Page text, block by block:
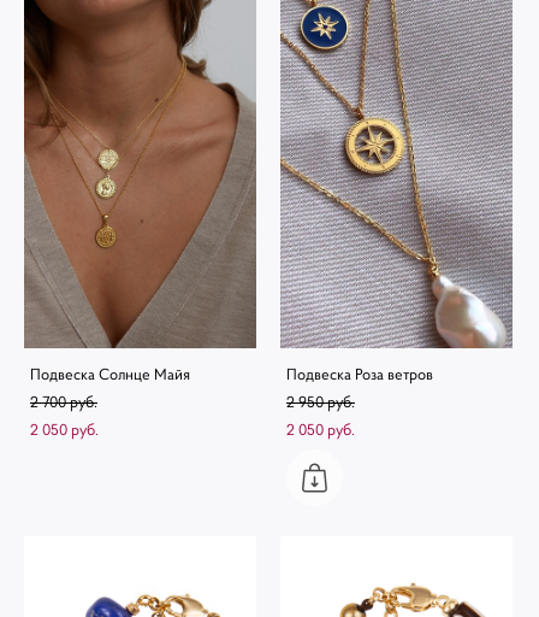
Подвеска Солнце Майя
2 700 pуб.
2 050 pуб.
Подвеска Роза ветров
2 950 pуб.
2 050 pуб.